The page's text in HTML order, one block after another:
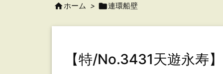
ホーム > 連環船壁
【特/No.3431天遊永寿